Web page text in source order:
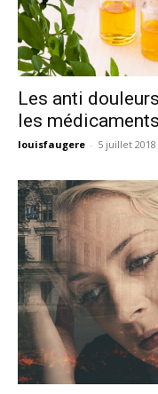
Les anti
les
louisfaugere - 5 juillet 2018